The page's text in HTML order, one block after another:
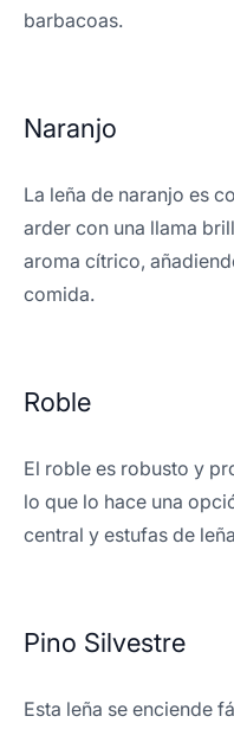
barbacoas.
Naranjo
La leña de naranjo es
arder con una llama
aroma cítrico,
comida.
Roble
El roble es robusto y
lo que lo hace una
central y estufas de
Pino Silvestre
Esta leña se enciende